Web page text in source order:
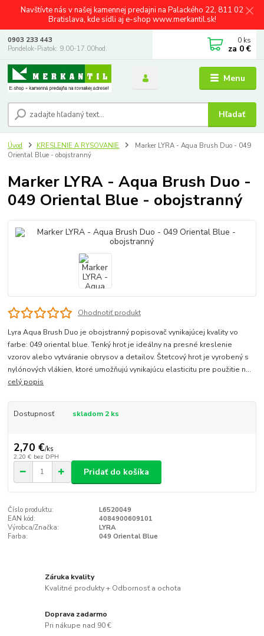
Navštívte nás v našej kamennej predajni na Palackého 22, 811 02
Bratislava, kde sídli aj e-shop www.merkantil.sk!
Menu
Hľadať
0903 233 443
Pondelok-Piatok: 9.00-17.00hod.
0 ks
za 0 €
Úvod KRESLENIE A RYSOVANIE
Marker LYRA - Aqua Brush Duo - 049
Oriental Blue - obojstranný
Marker LYRA - Aqua Brush Duo -
049 Oriental Blue - obojstranný
Ohodnotiť produkt
Lyra Aqua Brush Duo je obojstranný popisovač vynikajúcej kvality vo
farbe: 049 oriental blue. Tenký hrot je ideálny na presné kreslenie
vzorov alebo vytváranie obrysov a detailov. Štetcový hrot je vyrobený s
nylónových vlákien, ktoré umožňujú vynikajúcu elasticitu pre použitie n...
celý popis
Dostupnosť skladom 2 ks
2,70 €/ks
2,20 € bez DPH
Pridať do košíka
Číslo produktu:
L6520049
EAN kód:
4084900609101
Výrobca/Značka:
LYRA
Farba:
049 Oriental Blue
Záruka kvality
Kvalitné produkty + Odbornosť a ochota
Doprava zadarmo
Pri nákupe nad 90 €